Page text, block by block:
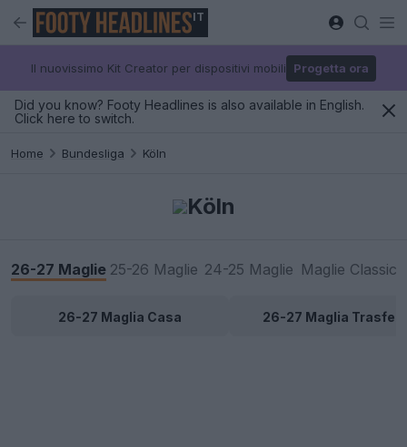
IT
Il nuovissimo Kit Creator per dispositivi mobili Progetta ora
Did you know? Footy Headlines is also available in English.
Click here to switch.
Home Bundesliga Köln
Köln
26-27 Maglie 25-26 Maglie 24-25 Maglie Maglie
26-27 Maglia Casa 26-27 Maglia